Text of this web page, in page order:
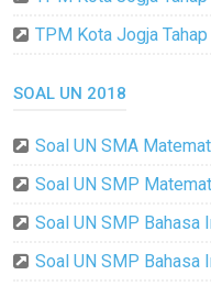
TPM Kota Jogja Tahap
SOAL UN 2018
Soal UN SMA
Soal UN SMP
Soal UN SMP Bahasa
Soal UN SMP Bahasa